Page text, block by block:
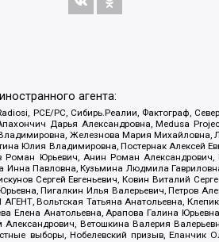
агента:
PCE/PC, Сибирь.Реалии, Фактограф,
Дарья Александровна, Medusa
Железнова Мария Михайловна,
Юлия Владимировна, Постернак Алексей
Юрьевич, Анин Роман
Инна Павловна, Кузьмина Людмила
Сергей Евгеньевич, Ковин Виталий
Пигалкин Илья Валерьевич, Петров
Вольтская Татьяна Анатольевна,
Елена Анатольевна, Арапова Галина
Ветошкина Валерия
выборы, Нобелевский призыв, Еланчик